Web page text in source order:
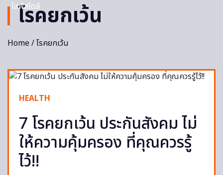
ไลฟ์สไตล์
โรคยกเว้น
Home/ โรคยกเว้น
HEALTH
7 โรคยกเว้น ประกันสังคม ไม่
ให้ความคุ้มครอง ที่คุณควรรู้
ไว้!!